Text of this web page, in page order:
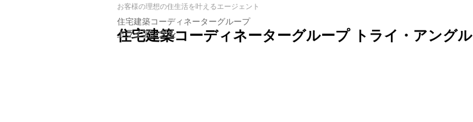
お客様の理想の住生活を叶えるエージェント
住宅建築コーディネーターグループ トライ・アングル
住宅建築コーディネーターグループ
トライアングル